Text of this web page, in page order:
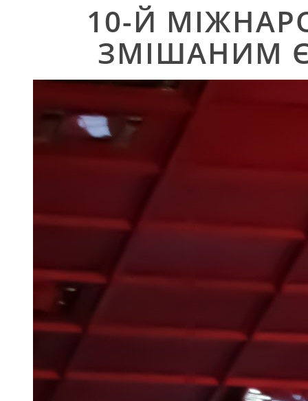
10-Й
ЗМІШАНИМ